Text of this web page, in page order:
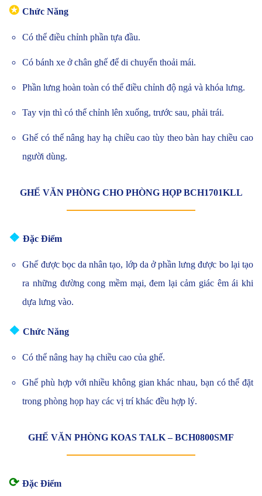
✪ Chức Năng
Có thể điều chỉnh phần tựa đầu.
Có bánh xe ở chân ghế để di chuyển thoải mái.
Phần lưng hoàn toàn có thể điều chỉnh độ ngả và khóa lưng.
Tay vịn thì có thể chỉnh lên xuống, trước sau, phải trái.
Ghế có thể nâng hay hạ chiều cao tùy theo bàn hay chiều cao
người dùng.
GHẾ VĂN PHÒNG CHO PHÒNG HỌP BCH1701KLL
❖ Đặc Điểm
Ghế được bọc da nhân tạo, lớp da ở phần lưng được bo lại tạo
ra những đường cong mềm mại, đem lại cảm giác êm ái khi
dựa lưng vào.
❖ Chức Năng
Có thể nâng hay hạ chiều cao của ghế.
Ghế phù hợp với nhiều không gian khác nhau, bạn có thể đặt
trong phòng họp hay các vị trí khác đều hợp lý.
GHẾ VĂN PHÒNG KOAS TALK – BCH0800SMF
⟳ Đặc Điểm